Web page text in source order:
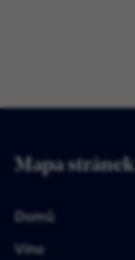
Mapa stránek
Domů
Víno